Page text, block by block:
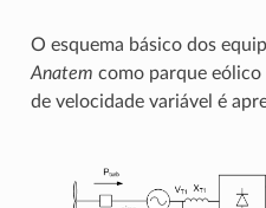
O esquema básico dos
Anatem como parque
de velocidade variável é